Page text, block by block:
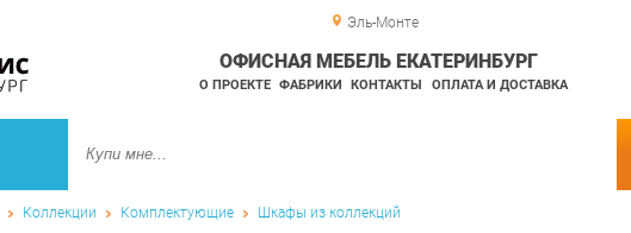
Эль-Монте
ОФИСНАЯ МЕБЕЛЬ ЕКАТЕРИНБУРГ
О ПРОЕКТЕ ФАБРИКИ КОНТАКТЫ ОПЛАТА И ДОСТАВКА
Коллекции Комплектующие Шкафы из коллекций